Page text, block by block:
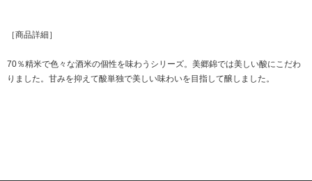
［商品詳細］
70％精米で色々な酒米の個性を味わうシリーズ。美郷錦では美しい酸にこだわ
りました。甘みを抑えて酸単独で美しい味わいを目指して醸しました。